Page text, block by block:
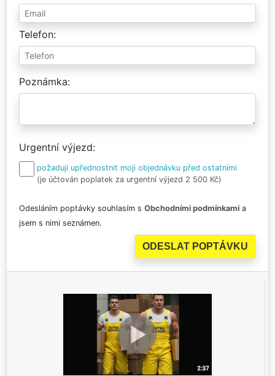
Telefon
Poznámka
Urgentní výjezd
požaduji upřednostnit moji objednávku před ostatními
(je účtován poplatek za urgentní výjezd 2 500 Kč)
Odesláním poptávky souhlasím s Obchodními podmínkami a
jsem s nimi seznámen.